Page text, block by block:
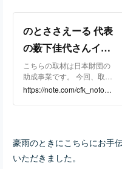
のとささえーる 代表
の薮下佳代さんイン
タビュー【能登半島
地震】～障がい者へ
の支援を続けていく
カナザワ
こちらの取材は日本財団の
助成事業です。 今回、取材
させていただいたのは、障
談活動や被災施設へ支援活
佳代さんです。 障がい者を
持つご家族や支援者も被災
され、ご苦労があったと思
https://note.com/cfk_notoqu
豪雨のときにこちらにお手
いただきました。